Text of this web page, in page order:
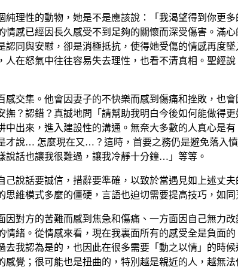
理性的動物，她是不是應該說：「我渴望得到你更
感已經因長久感受不到足夠的關懷而深受傷害。滿
同與安慰，卻是消極抵抗，使得她受傷的情感再度
在怒氣中往往容易失去理性，也看不清真相。聖經
交集。他會因妻子的不快樂而感到傷痛和挫敗，也
？認錯？真誠地問「請幫助我明白今後如何能做得
出來，進入建設性的溝通。無奈大多數的人真心是
說… 怎麼現在又…？這時，首要之務仍是避免落入
說話也讓我很難過，讓我冷靜十分鐘…」等等。
說話要誠信，措辭要準確，以致於當遇見如上述丈
維模式多麼的僵硬，言語也迫切需要提高技巧，如
對方的苦難而感到焦急和傷痛、一方面因自己無力
緒。從情感來看，現在我裏面所有的感受全是負面
我認為是的，也因此在很多需要「動之以情」的時
覺；很可能也是扭曲的，特別越是親近的人，越無